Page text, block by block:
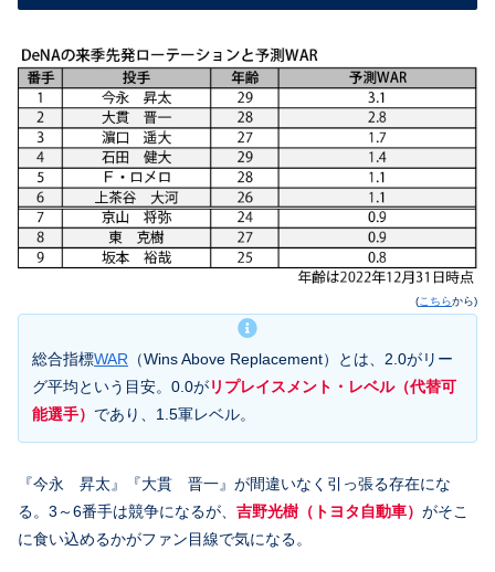
(こちらから)
総合指標WAR （Wins Above Replacement）とは、2.0がリー
グ平均という目安。0.0がリプレイスメント・レベル（代替可
能選手） であり、1.5軍レベル。
『今永 昇太』『大貫 晋一』が間違いなく引っ張る存在にな
る。3～6番手は競争になるが、 吉野光樹（トヨタ自動車） がそこ
に食い込めるかがファン目線で気になる。